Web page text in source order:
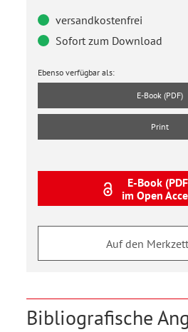
versandkostenfrei
Sofort zum Download
Ebenso verfügbar als:
E-Book (PDF)
Print
E-Book
im Open
Auf den
Bibliografische